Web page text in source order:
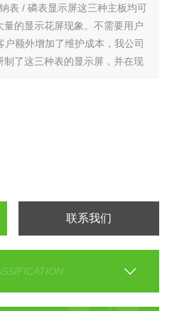
表 / 磷表显示屏这三种主板均可
的显示花屏现象。不需要用户
额外增加了维护成本，我公司
了这三种表的显示屏，并在现
联系我们